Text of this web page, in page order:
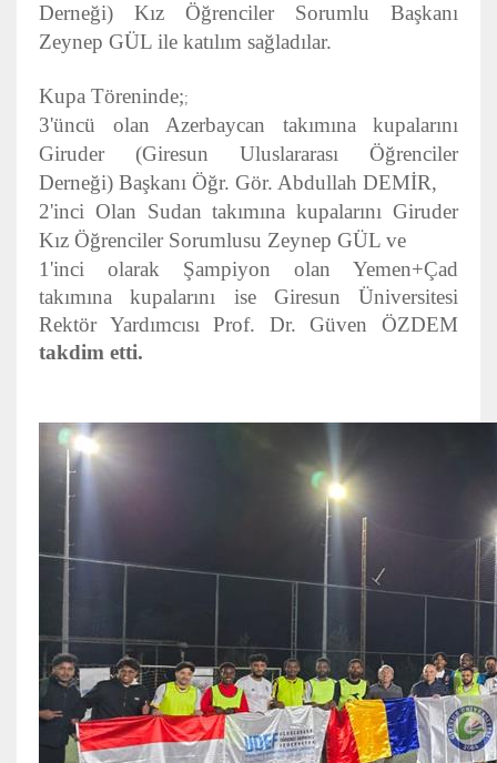
Derneği) Kız Öğrenciler Sorumlu Başkanı
Zeynep GÜL ile katılım sağladılar.
Kupa Töreninde;;
3'üncü olan Azerbaycan takımına kupalarını
Giruder (Giresun Uluslararası Öğrenciler
Derneği) Başkanı Öğr. Gör. Abdullah DEMİR,
2'inci Olan Sudan takımına kupalarını Giruder
Kız Öğrenciler Sorumlusu Zeynep GÜL ve
1'inci olarak Şampiyon olan Yemen+Çad
takımına kupalarını ise Giresun Üniversitesi
Rektör Yardımcısı Prof. Dr. Güven ÖZDEM
takdim etti.